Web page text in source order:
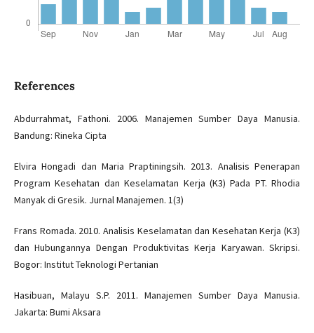
References
Abdurrahmat, Fathoni. 2006. Manajemen Sumber Daya Manusia.
Bandung: Rineka Cipta
Elvira Hongadi dan Maria Praptiningsih. 2013. Analisis Penerapan
Program Kesehatan dan Keselamatan Kerja (K3) Pada PT. Rhodia
Manyak di Gresik. Jurnal Manajemen. 1(3)
Frans Romada. 2010. Analisis Keselamatan dan Kesehatan Kerja (K3)
dan Hubungannya Dengan Produktivitas Kerja Karyawan. Skripsi.
Bogor: Institut Teknologi Pertanian
Hasibuan, Malayu S.P. 2011. Manajemen Sumber Daya Manusia.
Jakarta: Bumi Aksara